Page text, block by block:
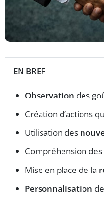
EN BREF
Observation des
Création d’actions
Utilisation des
Compréhension des
Mise en place de la
Personnalisation